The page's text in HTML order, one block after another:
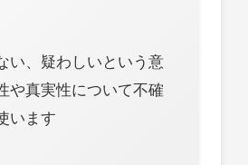
い、疑わしいという意
や真実性について不確
います